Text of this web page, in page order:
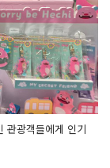
관광객들에게 인기